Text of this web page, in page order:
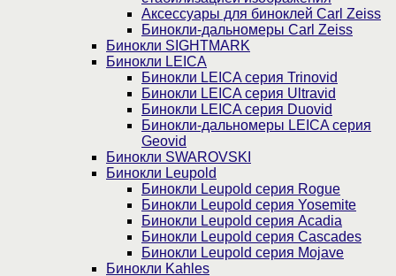
Аксессуары для биноклей Carl Zeiss
Бинокли-дальномеры Carl Zeiss
Бинокли SIGHTMARK
Бинокли LEICA
Бинокли LEICA серия Trinovid
Бинокли LEICA серия Ultravid
Бинокли LEICA серия Duovid
Бинокли-дальномеры LEICA серия
Geovid
Бинокли SWAROVSKI
Бинокли Leupold
Бинокли Leupold серия Rogue
Бинокли Leupold серия Yosemite
Бинокли Leupold серия Acadia
Бинокли Leupold серия Cascades
Бинокли Leupold серия Mojave
Бинокли Kahles